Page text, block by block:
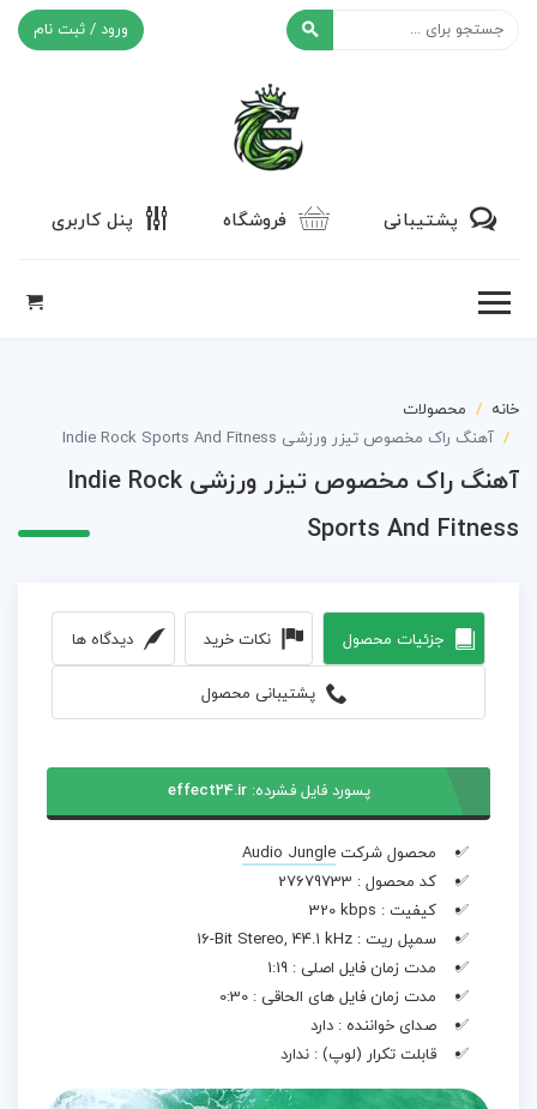
ورود / ثبت نام
پشتیبانی فروشگاه پنل کاربری
خانه
محصولات
آهنگ راک مخصوص تیزر ورزشی Indie Rock Sports And Fitness
آهنگ راک مخصوص تیزر ورزشی Indie Rock
Sports And Fitness
جزئیات محصول نکات خرید دیدگاه ها
پشتیبانی محصول
پسورد فایل فشرده:effect24.ir
محصول شرکت Audio Jungle
کد محصول : 27679733
کیفیت : 320 kbps
سمپل ریت : 16-Bit Stereo, 44.1 kHz
مدت زمان فایل اصلی : 1:19
مدت زمان فایل های الحاقی : 0:30
صدای خواننده : دارد
قابلت تکرار (لوپ) : ندارد